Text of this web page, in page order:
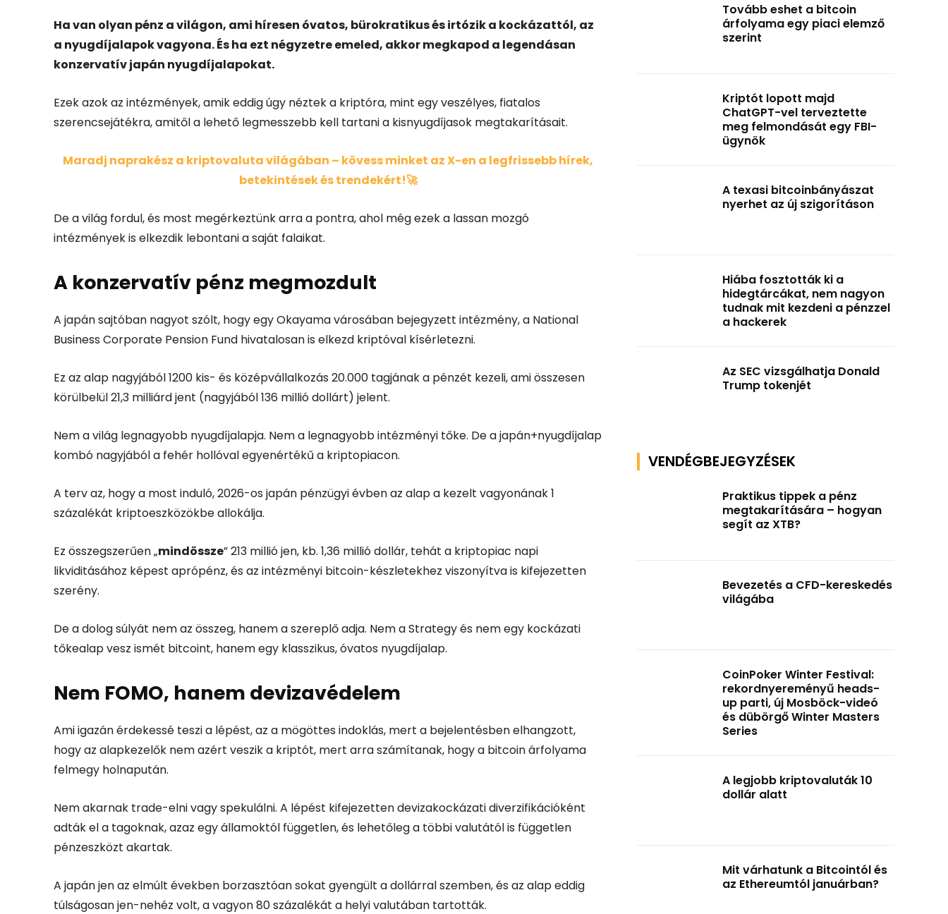
Ha van olyan pénz a világon, ami híresen óvatos, bürokratikus és irtózik a kockázattól, az
a nyugdíjalapok vagyona. És ha ezt négyzetre emeled, akkor megkapod a legendásan
konzervatív japán nyugdíjalapokat.
Ezek azok az intézmények, amik eddig úgy néztek a kriptóra, mint egy veszélyes, fiatalos
szerencsejátékra, amitől a lehető legmesszebb kell tartani a kisnyugdíjasok megtakarításait.
Maradj naprakész a kriptovaluta világában – kövess minket az X-en a legfrissebb hírek,
betekintések és trendekért!🚀
De a világ fordul, és most megérkeztünk arra a pontra, ahol még ezek a lassan mozgó
intézmények is elkezdik lebontani a saját falaikat.
A konzervatív pénz megmozdult
A japán sajtóban nagyot szólt, hogy egy Okayama városában bejegyzett intézmény, a National
Business Corporate Pension Fund hivatalosan is elkezd kriptóval kísérletezni.
Ez az alap nagyjából 1200 kis- és középvállalkozás 20.000 tagjának a pénzét kezeli, ami összesen
körülbelül 21,3 milliárd jent (nagyjából 136 millió dollárt) jelent.
Nem a világ legnagyobb nyugdíjalapja. Nem a legnagyobb intézményi tőke. De a japán+nyugdíjalap
kombó nagyjából a fehér hollóval egyenértékű a kriptopiacon.
A terv az, hogy a most induló, 2026-os japán pénzügyi évben az alap a kezelt vagyonának 1
százalékát kriptoeszközökbe allokálja.
Ez összegszerűen „mindössze” 213 millió jen, kb. 1,36 millió dollár, tehát a kriptopiac napi
likviditásához képest aprópénz, és az intézményi bitcoin-készletekhez viszonyítva is kifejezetten
szerény.
De a dolog súlyát nem az összeg, hanem a szereplő adja. Nem a Strategy és nem egy kockázati
tőkealap vesz ismét bitcoint, hanem egy klasszikus, óvatos nyugdíjalap.
Nem FOMO, hanem devizavédelem
Ami igazán érdekessé teszi a lépést, az a mögöttes indoklás, mert a bejelentésben elhangzott,
hogy az alapkezelők nem azért veszik a kriptót, mert arra számítanak, hogy a bitcoin árfolyama
felmegy holnapután.
Nem akarnak trade-elni vagy spekulálni. A lépést kifejezetten devizakockázati diverzifikációként
adták el a tagoknak, azaz egy államoktól független, és lehetőleg a többi valutától is független
pénzeszközt akartak.
A japán jen az elmúlt években borzasztóan sokat gyengült a dollárral szemben, és az alap eddig
túlságosan jen-nehéz volt, a vagyon 80 százalékát a helyi valutában tartották.
Tovább eshet a bitcoin
árfolyama egy piaci elemző
szerint
Kriptót lopott majd
ChatGPT-vel terveztette
meg felmondását egy FBI-
ügynök
A texasi bitcoinbányászat
nyerhet az új szigorításon
Hiába fosztották ki a
hidegtárcákat, nem nagyon
tudnak mit kezdeni a pénzzel
a hackerek
Az SEC vizsgálhatja Donald
Trump tokenjét
VENDÉGBEJEGYZÉSEK
Praktikus tippek a pénz
megtakarítására – hogyan
segít az XTB?
Bevezetés a CFD-kereskedés
világába
CoinPoker Winter Festival:
rekordnyereményű heads-
up parti, új Mosböck-videó
és dübörgő Winter Masters
Series
A legjobb kriptovaluták 10
dollár alatt
Mit várhatunk a Bitcointól és
az Ethereumtól januárban?